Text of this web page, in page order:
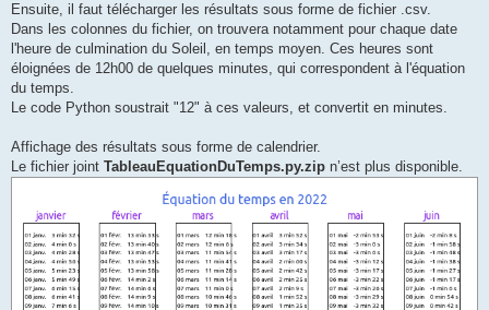
Ensuite, il faut télécharger les résultats sous forme de fichier .csv.
Dans les colonnes du fichier, on trouvera notamment pour chaque date
l'heure de culmination du Soleil, en temps moyen. Ces heures sont
éloignées de 12h00 de quelques minutes, qui correspondent à l'équation
du temps.
Le code Python soustrait "12" à ces valeurs, et convertit en minutes.
Affichage des résultats sous forme de calendrier.
Le fichier joint TableauEquationDuTemps.py.zip n’est plus disponible.